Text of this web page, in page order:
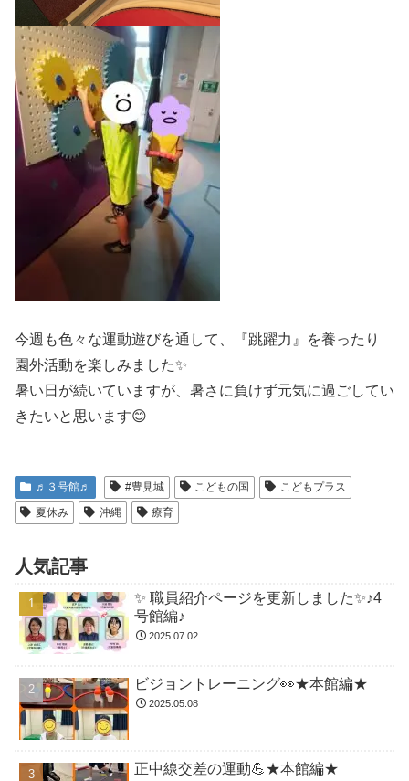
今週も色々な運動遊びを通して、『跳躍力』を養ったり
園外活動を楽しみました✨
暑い日が続いていますが、暑さに負けず元気に過ごしてい
きたいと思います😊
♬３号館♬ #豊見城 こどもの国
こどもプラス
夏休み
沖縄 療育
人気記事
✨ 職員紹介ページを更新しました✨♪4
号館編♪
2025.07.02
ビジョントレーニング👀★本館編★
2025.05.08
正中線交差の運動💪★本館編★